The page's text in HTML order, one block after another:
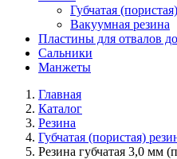
Губчатая
Вакуумная резина
Пластины для отвалов
Сальники
Манжеты
Главная
Каталог
Резина
Губчатая (пористая)
Резина губчатая 3,0 мм